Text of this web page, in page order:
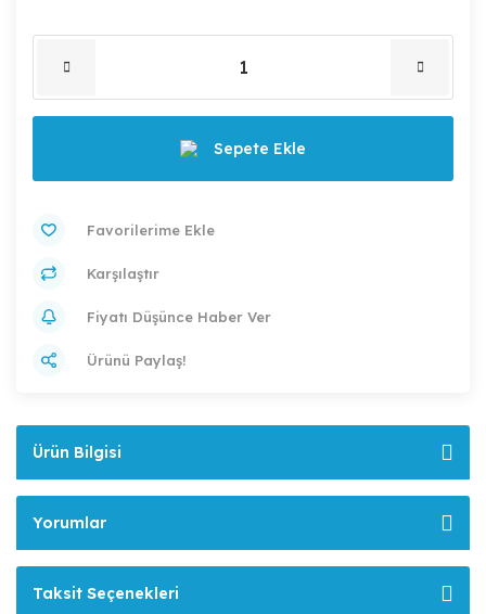
Sepete Ekle
Karşılaştır
Fiyatı Düşünce Haber Ver
Ürünü Paylaş!
Ürün Bilgisi
Yorumlar
Taksit Seçenekleri